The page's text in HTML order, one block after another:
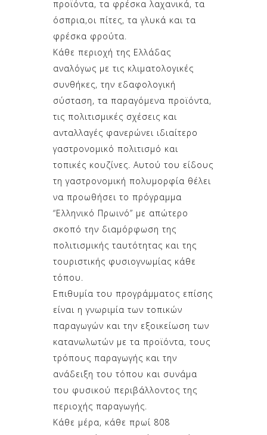
προϊόντα, τα φρέσκα λαχανικά, τα
όσπρια,οι πίτες, τα γλυκά και τα
φρέσκα φρούτα.
Κάθε περιοχή της Ελλάδας
αναλόγως με τις κλιματολογικές
συνθήκες, την εδαφολογική
σύσταση, τα παραγόμενα προϊόντα,
τις πολιτισμικές σχέσεις και
ανταλλαγές φανερώνει ιδιαίτερο
γαστρονομικό πολιτισμό και
τοπικές κουζίνες. Αυτού του είδους
τη γαστρονομική πολυμορφία θέλει
να προωθήσει το πρόγραμμα
“Ελληνικό Πρωινό” με απώτερο
σκοπό την διαμόρφωση της
πολιτισμικής ταυτότητας και της
τουριστικής φυσιογνωμίας κάθε
τόπου.
Επιθυμία του προγράμματος επίσης
είναι η γνωριμία των τοπικών
παραγωγών και την εξοικείωση των
κατανωλωτών με τα προϊόντα, τους
τρόπους παραγωγής και την
ανάδειξη του τόπου και συνάμα
του φυσικού περιβάλλοντος της
περιοχής παραγωγής.
Κάθε μέρα, κάθε πρωί 808